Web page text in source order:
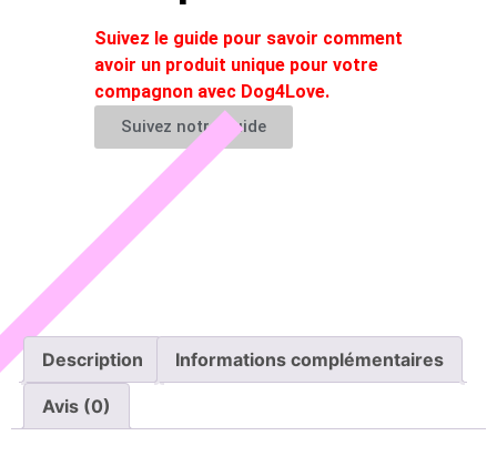
Suivez le guide pour savoir comment
avoir un produit unique pour votre
compagnon avec Dog4Love.
Suivez notre guide
Description Informations complémentaires
Avis (0)